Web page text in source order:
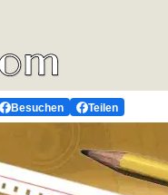
Besuchen Teilen